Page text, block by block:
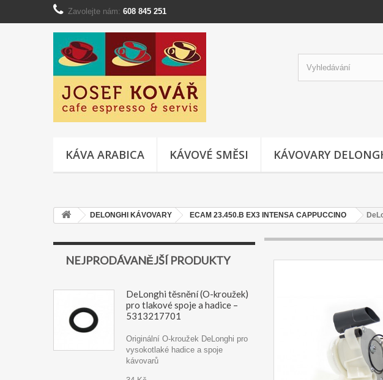
Zavolejte nám: 608 845 251
KÁVA ARABICA KÁVOVÉ SMĚSI KÁVOVARY
DELONGHI KÁVOVARY ECAM 23.450.B EX3 INTENSA CAPPUCCINO
NEJPRODÁVANĚJŠÍ PRODUKTY
DeLonghi těsnění (O-kroužek)
pro tlakové spoje a hadice –
5313217701
Originální O-kroužek DeLonghi pro
vysokotlaké hadice a spoje
kávovarů